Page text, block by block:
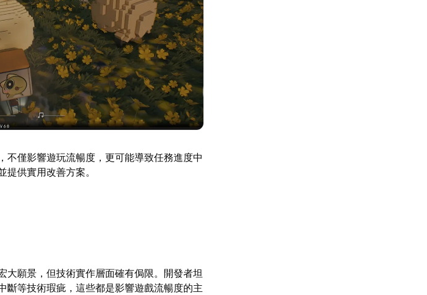
不僅影響遊玩流暢度，更可能導致任務進度中
供實用改善方案。
大願景，但技術實作層面確有侷限。開發者坦
斷等技術瑕疵，這些都是影響遊戲流暢度的主